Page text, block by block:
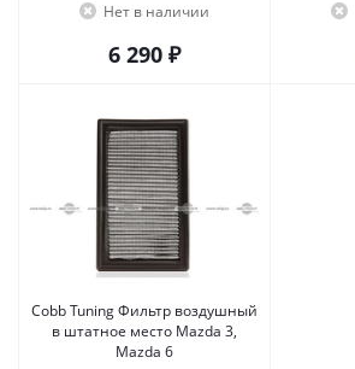
Нет в наличии
6 290 ₽
Cobb Tuning Фильтр воздушный
в штатное место Mazda 3,
Mazda 6